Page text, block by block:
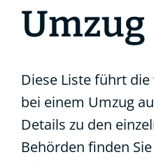
Umzug
Diese Liste führt
bei einem Umzug
Details zu den
Behörden finden